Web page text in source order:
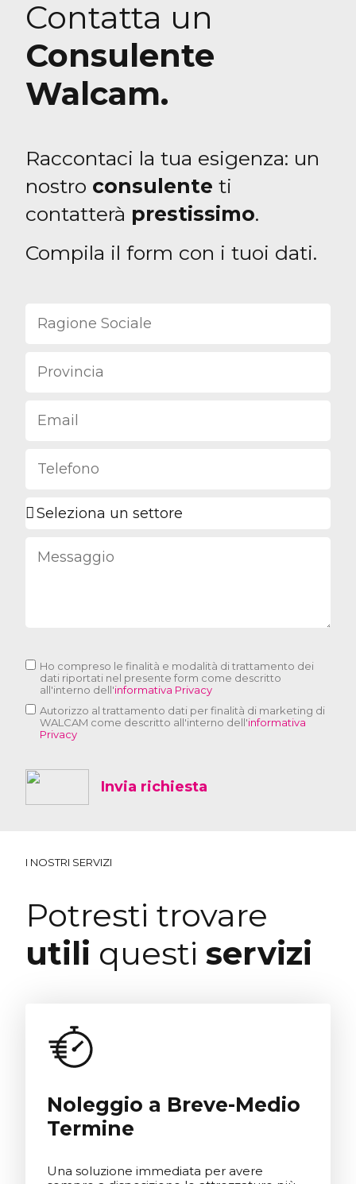
Contatta un
Consulente
Walcam.
Raccontaci la tua esigenza: un
nostro consulente ti
contatterà prestissimo.
Compila il form con i tuoi dati.
Ho compreso le finalità e modalità di trattamento dei
dati riportati nel presente form come descritto
all'interno dell'informativa Privacy
Autorizzo al trattamento dati per finalità di marketing di
WALCAM come descritto all'interno dell'informativa
Privacy
Invia richiesta
I NOSTRI SERVIZI
Potresti trovare
utili questiservizi
Noleggio a Breve-Medio
Termine
Una soluzione immediata per avere